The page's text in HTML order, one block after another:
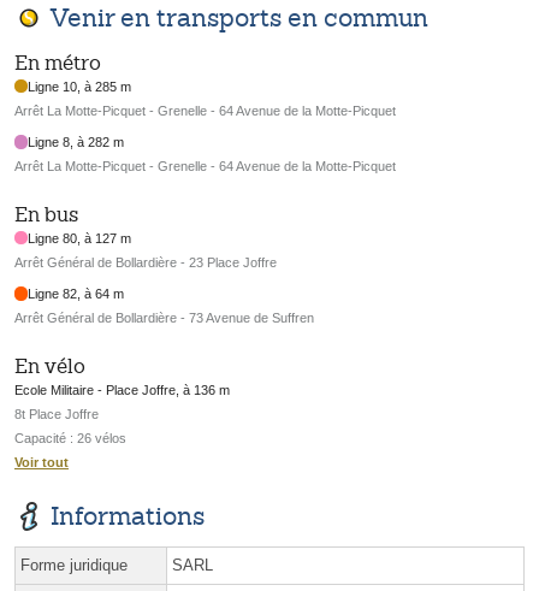
Venir en transports en commun
En métro
Ligne 10, à 285 m
Arrêt La Motte-Picquet - Grenelle - 64 Avenue de la Motte-Picquet
Ligne 8, à 282 m
Arrêt La Motte-Picquet - Grenelle - 64 Avenue de la Motte-Picquet
En bus
Ligne 80, à 127 m
Arrêt Général de Bollardière - 23 Place Joffre
Ligne 82, à 64 m
Arrêt Général de Bollardière - 73 Avenue de Suffren
En vélo
Ecole Militaire - Place Joffre, à 136 m
8t Place Joffre
Capacité : 26 vélos
Voir tout
Informations
Forme juridique SARL